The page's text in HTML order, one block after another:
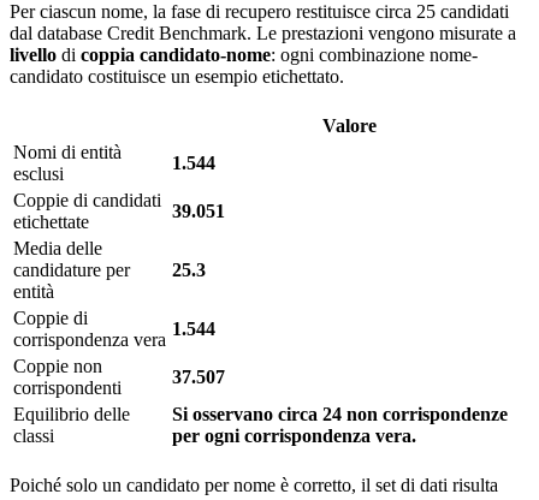
Per ciascun nome, la fase di recupero restituisce circa 25 candidati
dal database Credit Benchmark. Le prestazioni vengono misurate a
livello di coppia candidato-nome: ogni combinazione nome-
candidato costituisce un esempio etichettato.
Valore
Nomi di entità
esclusi
1.544
Coppie di candidati
etichettate
39.051
Media delle
candidature per
entità
25.3
Coppie di
corrispondenza vera
1.544
Coppie non
corrispondenti
37.507
Equilibrio delle
classi
Si osservano circa 24 non corrispondenze
per ogni corrispondenza vera.
Poiché solo un candidato per nome è corretto, il set di dati risulta